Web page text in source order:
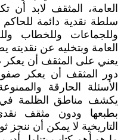
العامة، المثقف لابد أن
سلطة نقدية دائمة
وللجماعات وللخطاب
العامة وبتخليه عن نقديته
يعني على المثقف أن
دور المثقف أن يعكر صفو
الأسئلة الحارقة
يكشف مناطق الظلمة في
بطبعها ودون مثقف
التاريخية لا يمكن أن